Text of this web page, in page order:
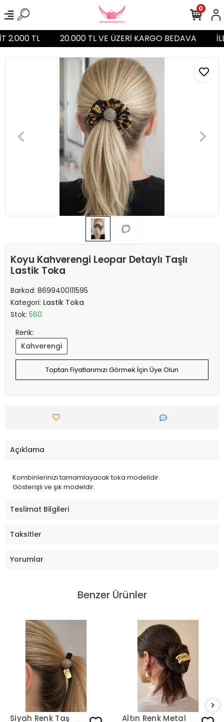
2.000 TL 20.000 TL VE ÜZERİ KARGO BEDAVA
0
Koyu Kahverengi Leopar Detaylı Taşlı
Lastik Toka
Barkod: 8699400111595
Kategori: Lastik Toka
Stok: 560
Renk:
Kahverengi
Toptan Fiyatlarımızı Görmek İçin Üye Olun
Açıklama
Kombinlerinizi tamamlayacak toka modelidir.
Gösterişli ve şık modeldir.
Teslimat Bilgileri
Taksitler
Yorumlar
Benzer Ürünler
Siyah Renk Taş Altın Renk Metal